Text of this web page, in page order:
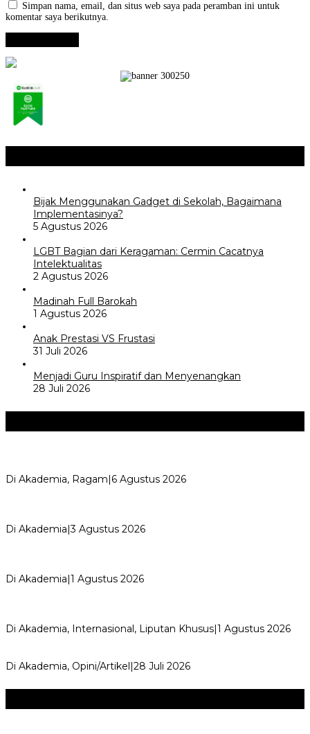
Simpan nama, email, dan situs web saya pada peramban ini untuk
komentar saya berikutnya.
Bijak Menggunakan Gadget di Sekolah, Bagaimana
Implementasinya?
5 Agustus 2026
LGBT Bagian dari Keragaman: Cermin Cacatnya
Intelektualitas
2 Agustus 2026
Madinah Full Barokah
1 Agustus 2026
Anak Prestasi VS Frustasi
31 Juli 2026
Menjadi Guru Inspiratif dan Menyenangkan
28 Juli 2026
Di Akademia, Ragam|6 Agustus 2026
Di Akademia|3 Agustus 2026
Di Akademia|1 Agustus 2026
Di Akademia, Internasional, Liputan Khusus|1 Agustus 2026
Di Akademia, Opini/Artikel|28 Juli 2026